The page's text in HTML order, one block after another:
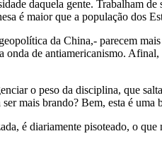
daquela gente. Trabalham
é maior que a população dos
da China,- parecem
de antiamericanismo.
o peso da disciplina, que
mais brando? Bem, esta é
é diariamente pisoteado, o